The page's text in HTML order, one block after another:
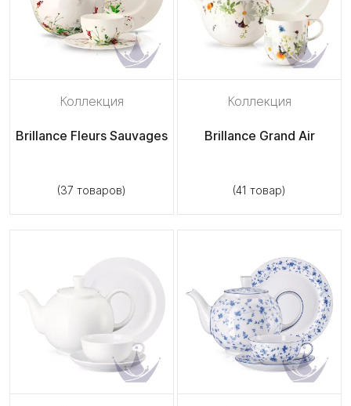
Коллекция
Brillance Fleurs Sauvages
(37 товаров)
Коллекция
Brillance Grand Air
(41 товар)